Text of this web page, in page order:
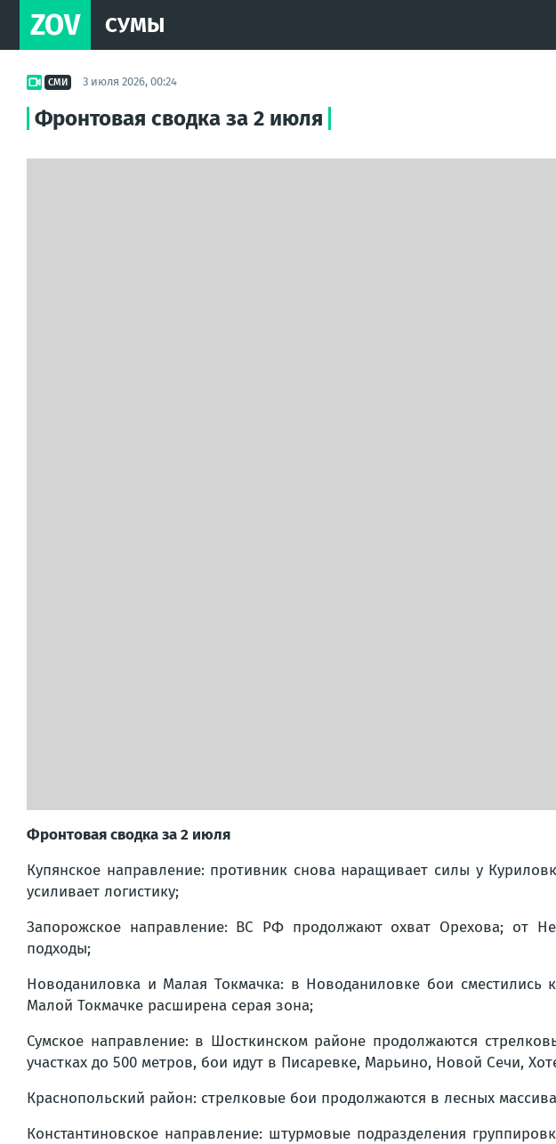
ZOV СУМЫ
СМИ 3 июля 2026, 00:24
Фронтовая сводка за 2 июля
Фронтовая сводка за 2 июля
Купянское направление: противник снова наращивает силы у
усиливает логистику;
Запорожское направление: ВС РФ продолжают охват Орехова; от
подходы;
Новоданиловка и Малая Токмачка: в Новоданиловке бои
Малой Токмачке расширена серая зона;
Сумское направление: в Шосткинском районе продолжаются
участках до 500 метров, бои идут в Писаревке, Марьино, Новой Сечи,
Краснопольский район: стрелковые бои продолжаются в лесных
Константиновское направление: штурмовые подразделения